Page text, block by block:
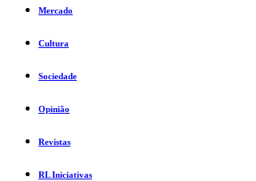
Mercado
Cultura
Sociedade
Opinião
Revistas
RL Iniciativas